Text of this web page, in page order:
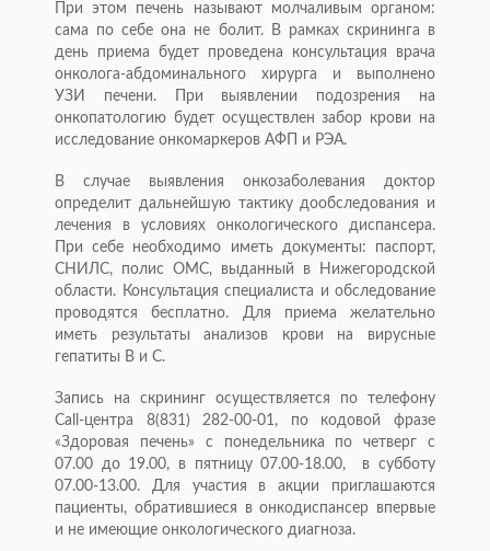
При этом печень называют молчаливым органом:
сама по себе она не болит. В рамках скрининга в
день приема будет проведена консультация врача
онколога-абдоминального хирурга и выполнено
УЗИ печени. При выявлении подозрения на
онкопатологию будет осуществлен забор крови на
исследование онкомаркеров АФП и РЭА.
В случае выявления онкозаболевания доктор
определит дальнейшую тактику дообследования и
лечения в условиях онкологического диспансера.
При себе необходимо иметь документы: паспорт,
СНИЛС, полис ОМС, выданный в Нижегородской
области. Консультация специалиста и обследование
проводятся бесплатно. Для приема желательно
иметь результаты анализов крови на вирусные
гепатиты B и C.
Запись на скрининг осуществляется по телефону
Call-центра 8(831) 282-00-01, по кодовой фразе
«Здоровая печень» с понедельника по четверг с
07.00 до 19.00, в пятницу 07.00-18.00, в субботу
07.00-13.00. Для участия в акции приглашаются
пациенты, обратившиеся в онкодиспансер впервые
и не имеющие онкологического диагноза.